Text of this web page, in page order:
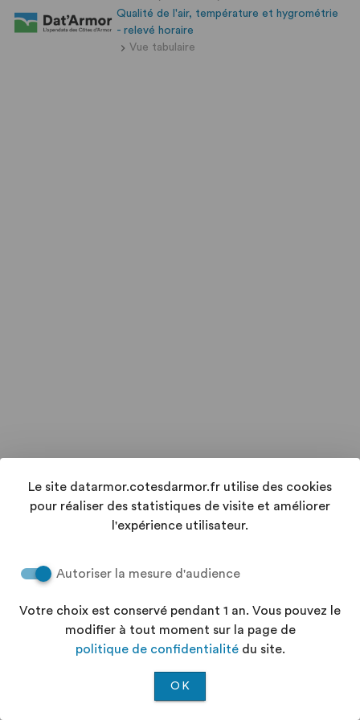
Qualité de l'air, température et hygrométrie
- relevé horaire
Vue tabulaire
Le site datarmor.cotesdarmor.fr utilise des cookies
pour réaliser des statistiques de visite et améliorer
l'expérience utilisateur.
Autoriser la mesure d'audience
Votre choix est conservé pendant 1 an. Vous pouvez le
modifier à tout moment sur la page de
politique de confidentialitédu site.
OK